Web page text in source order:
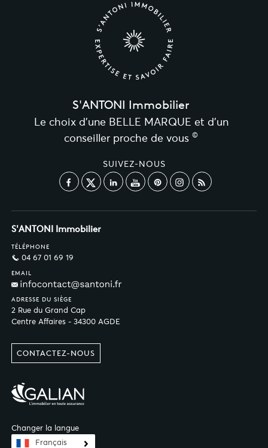
S'ANTONI Immobilier
Le choix d’une BELLE MARQUE et d’un
conseiller proche de vous ©
SUIVEZ-NOUS
S'ANTONI Immobilier
TÉLÉPHONE
04 67 01 69 19
EMAIL
ADRESSE DU SIÈGE
2 Rue du Grand Cap
Centre Affaires - 34300 AGDE
CONTACTEZ-NOUS
Changer la langue
Français